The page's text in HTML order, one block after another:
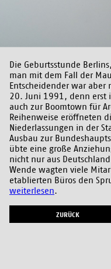
Die Geburtsstunde
man mit dem Fall der
Entscheidender war aber
20. Juni 1991, denn erst
auch zur Boomtown für
Reihenweise eröffneten
Niederlassungen in der
Ausbau zur
übte eine große
nicht nur aus
Wende wagten viele
etablierten Büros den
weiterlesen.
ZURÜCK